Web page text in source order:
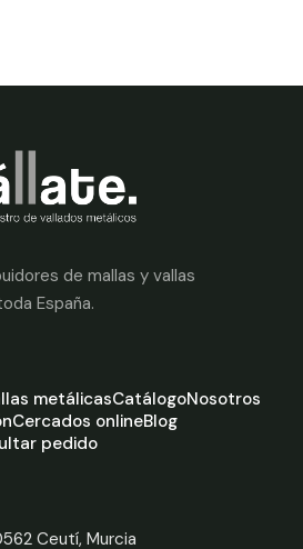
de mallas y vallas
España.
metálicasCatálogoNosotros
Cercados onlineBlog
pedido
Ceutí, Murcia